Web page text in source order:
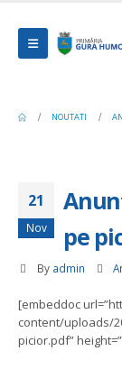
NOUTATI
21
Nov
pe
By admin
[embeddoc
content/uploads/
picior.pdf”